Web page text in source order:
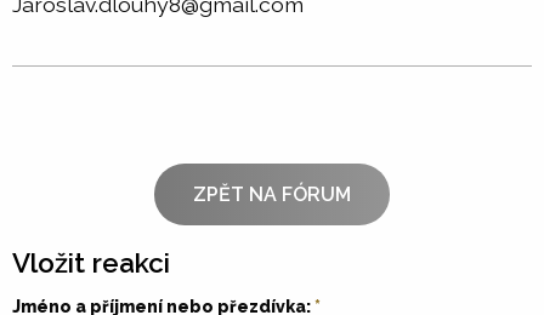
ZPĚT NA FÓRUM
Vložit reakci
Jméno a příjmení nebo přezdívka: